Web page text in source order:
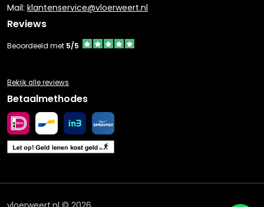
Mail: klantenservice@vloerweert.nl
Reviews
Beoordeeld met 5/5
Bekijk alle reviews
Betaalmethodes